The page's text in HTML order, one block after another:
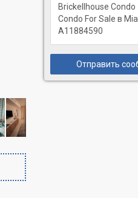
Отправить